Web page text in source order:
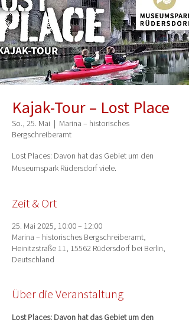
Kajak-Tour – Lost Place
So., 25. Mai
  |
Marina – historisches
Bergschreiberamt
Lost Places: Davon hat das Gebiet um den
Museumspark Rüdersdorf viele.
Zeit & Ort
25. Mai 2025, 10:00 – 12:00
Marina – historisches Bergschreiberamt,
Heinitzstraße 11, 15562 Rüdersdorf bei Berlin,
Deutschland
Über die Veranstaltung
Lost Places: Davon hat das Gebiet um den